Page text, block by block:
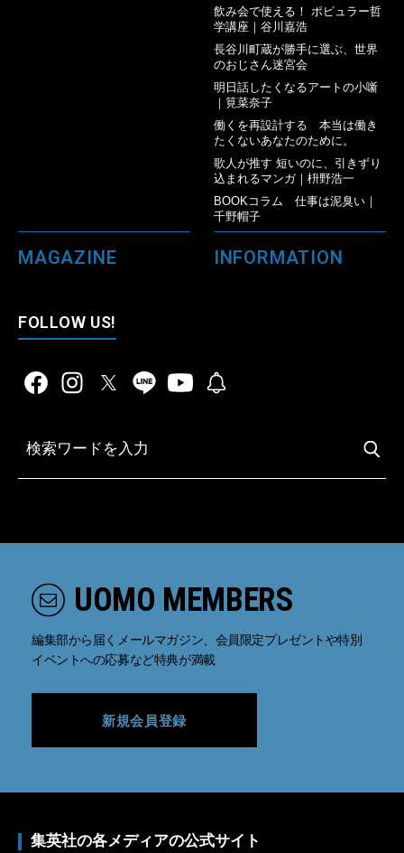
飲み会で使える！ ポピュラー哲
学講座｜谷川嘉浩
長谷川町蔵が勝手に選ぶ、世界
のおじさん迷宮会
明日話したくなるアートの小噺
｜筧菜奈子
働くを再設計する 本当は働き
たくないあなたのために。
歌人が推す 短いのに、引きずり
込まれるマンガ｜枡野浩一
BOOKコラム 仕事は泥臭い｜
千野帽子
MAGAZINE INFORMATION
FOLLOW US!
UOMO MEMBERS
編集部から届くメールマガジン、会員限定プレゼントや特別
イベントへの応募など特典が満載
新規会員登録
集英社の各メディアの公式サイト